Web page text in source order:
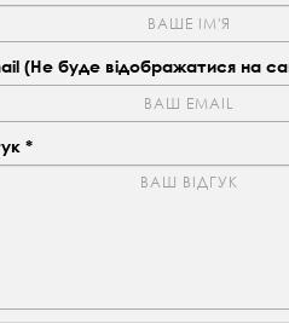
(Не буде відображатися на
*